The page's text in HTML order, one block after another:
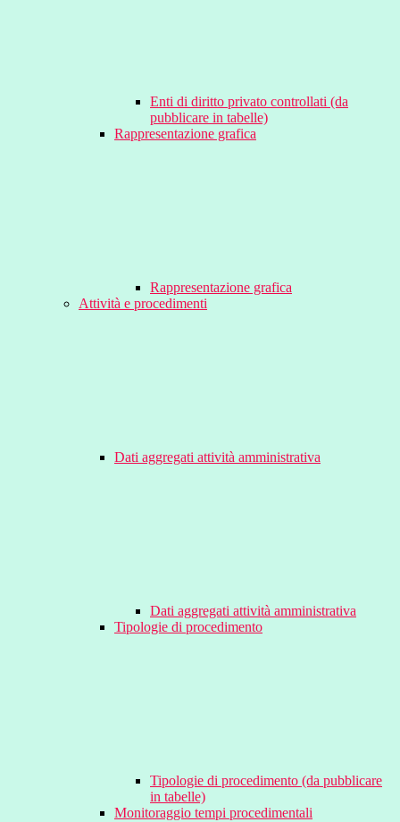
Enti di diritto privato controllati (da
pubblicare in tabelle)
Rappresentazione grafica
Rappresentazione grafica
Attività e procedimenti
Dati aggregati attività amministrativa
Dati aggregati attività amministrativa
Tipologie di procedimento
Tipologie di procedimento (da pubblicare
in tabelle)
Monitoraggio tempi procedimentali